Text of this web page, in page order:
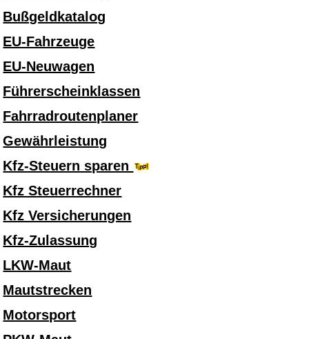
Bußgeldkatalog
EU-Fahrzeuge
EU-Neuwagen
Führerscheinklassen
Fahrradroutenplaner
Gewährleistung
Kfz-Steuern sparen
Kfz Steuerrechner
Kfz Versicherungen
Kfz-Zulassung
LKW-Maut
Mautstrecken
Motorsport